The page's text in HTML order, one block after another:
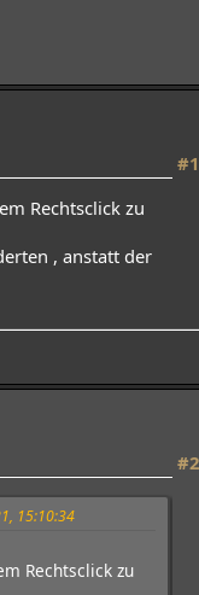
#1
Rechtsclick zu
, anstatt der
#2
15:10:34
Rechtsclick zu